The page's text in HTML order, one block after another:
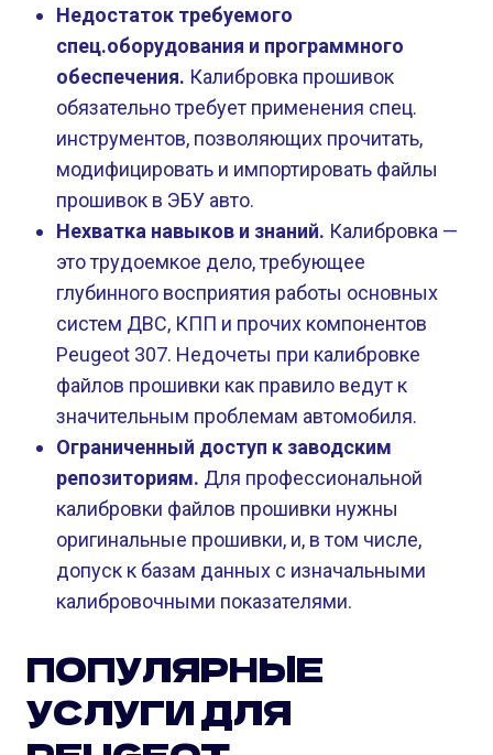
Недостаток требуемого
спец.оборудования и программного
обеспечения. Калибровка прошивок
обязательно требует применения спец.
инструментов, позволяющих прочитать,
модифицировать и импортировать файлы
прошивок в ЭБУ авто.
Нехватка навыков и знаний. Калибровка —
это трудоемкое дело, требующее
глубинного восприятия работы основных
систем ДВС, КПП и прочих компонентов
Peugeot 307. Недочеты при калибровке
файлов прошивки как правило ведут к
значительным проблемам автомобиля.
Ограниченный доступ к заводским
репозиториям. Для профессиональной
калибровки файлов прошивки нужны
оригинальные прошивки, и, в том числе,
допуск к базам данных с изначальными
калибровочными показателями.
ПОПУЛЯРНЫЕ
УСЛУГИ ДЛЯ